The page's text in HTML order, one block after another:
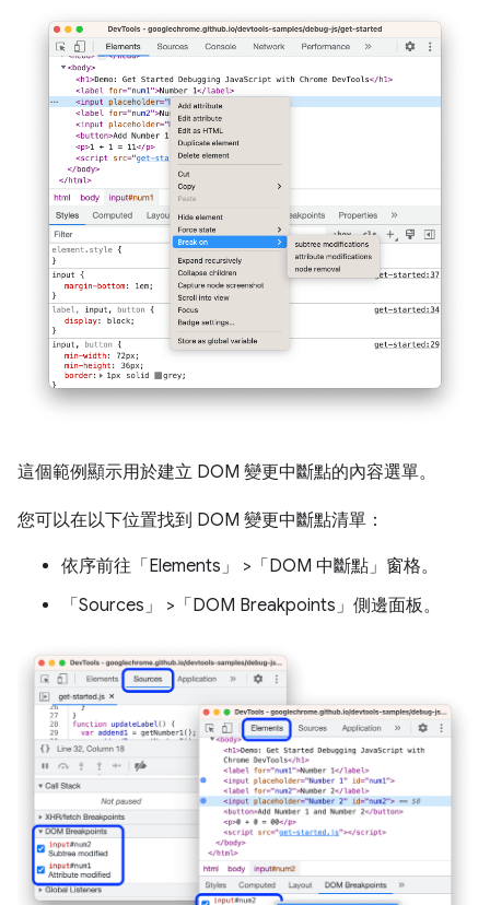
這個範例顯示用於建立 DOM 變更中斷點的內容選單。
您可以在以下位置找到 DOM 變更中斷點清單：
依序前往「Elements」 >「DOM 中斷點」 窗格。
「Sources」
>「DOM Breakpoints」 側邊面板。